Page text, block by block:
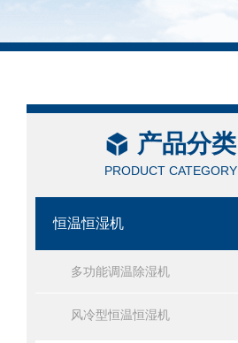
产品分类
PRODUCT CATEGORY
恒温恒湿机
多功能调温除湿机
风冷型恒温恒湿机